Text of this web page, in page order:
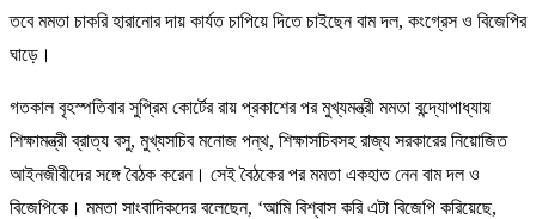
তবে মমতা চাকরি হারানোর দায় কার্যত চাপিয়ে দিতে চাইছেন বাম দল, কংগ্রেস ও বিজেপির
ঘাড়ে।
গতকাল বৃহস্পতিবার সুপ্রিম কোর্টের রায় প্রকাশের পর মুখ্যমন্ত্রী মমতা বন্দ্যোপাধ্যায়
শিক্ষামন্ত্রী ব্রাত্য বসু, মুখ্যসচিব মনোজ পন্থ, শিক্ষাসচিবসহ রাজ্য সরকারের নিয়োজিত
আইনজীবীদের সঙ্গে বৈঠক করেন। সেই বৈঠকের পর মমতা একহাত নেন বাম দল ও
বিজেপিকে। মমতা সাংবাদিকদের বলেছেন, ‘আমি বিশ্বাস করি এটা বিজেপি করিয়েছে,